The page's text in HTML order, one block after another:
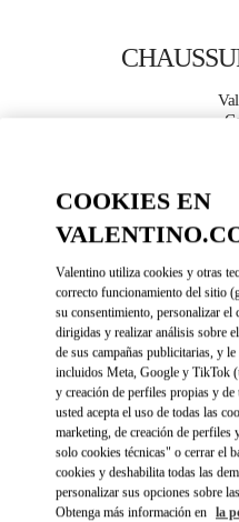
PLUS
COOKIES EN
Valentino utiliza cookies y otras
correcto funcionamiento del sitio
su consentimiento, personalizar
dirigidas y realizar análisis sobre
de sus campañas publicitarias, y
incluidos Meta, Google y TikTok
y creación de perfiles propias y
usted acepta el uso de todas las
marketing, de creación de perfiles
solo cookies técnicas" o cerrar el
cookies y deshabilita todas las
personalizar sus opciones sobre
Obtenga más información en la